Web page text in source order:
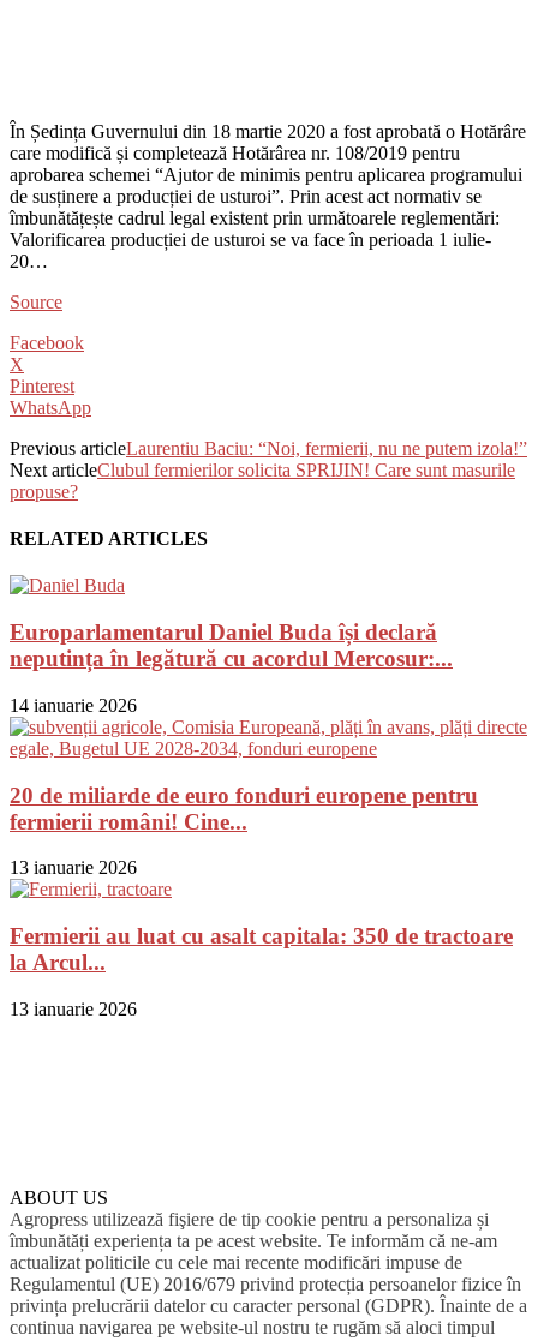
În Ședința Guvernului din 18 martie 2020 a fost aprobată o Hotărâre
care modifică și completează Hotărârea nr. 108/2019 pentru
aprobarea schemei “Ajutor de minimis pentru aplicarea programului
de susținere a producției de usturoi”. Prin acest act normativ se
îmbunătățește cadrul legal existent prin următoarele reglementări:
Valorificarea producției de usturoi se va face în perioada 1 iulie-
20…
Source
Facebook
X
Pinterest
WhatsApp
Previous articleLaurentiu Baciu: “Noi, fermierii, nu ne putem izola!”
Next articleClubul fermierilor solicita SPRIJIN! Care sunt masurile
propuse?
RELATED ARTICLES
Europarlamentarul Daniel Buda își declară
neputința în legătură cu acordul Mercosur:...
14 ianuarie 2026
20 de miliarde de euro fonduri europene pentru
fermierii români! Cine...
13 ianuarie 2026
Fermierii au luat cu asalt capitala: 350 de tractoare
la Arcul...
13 ianuarie 2026
ABOUT US
Agropress utilizează fişiere de tip cookie pentru a personaliza și
îmbunătăți experiența ta pe acest website. Te informăm că ne-am
actualizat politicile cu cele mai recente modificări impuse de
Regulamentul (UE) 2016/679 privind protecția persoanelor fizice în
privința prelucrării datelor cu caracter personal (GDPR). Înainte de a
continua navigarea pe website-ul nostru te rugăm să aloci timpul